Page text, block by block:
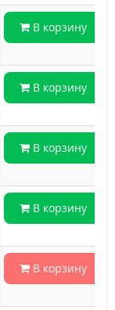
В корзину
В корзину
В корзину
В корзину
В корзину